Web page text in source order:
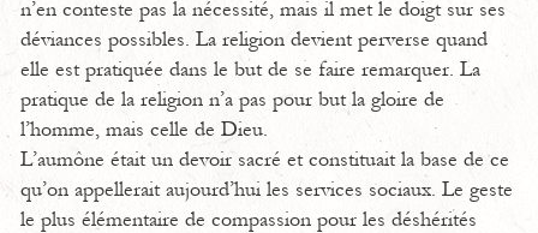
n’en conteste pas la nécessité, mais il met le doigt sur ses
déviances possibles. La religion devient perverse quand
elle est pratiquée dans le but de se faire remarquer. La
pratique de la religion n’a pas pour but la gloire de
l’homme, mais celle de Dieu.
L’aumône était un devoir sacré et constituait la base de ce
qu’on appellerait aujourd’hui les services sociaux. Le geste
le plus élémentaire de compassion pour les déshérités